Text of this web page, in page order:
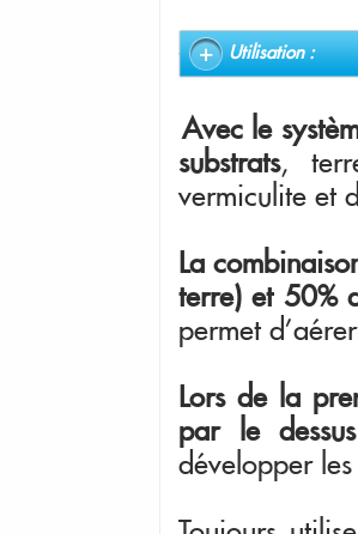
Utilisation :
Avec le
substrats,
vermiculite et
La
terre) et 50%
permet
Lors de la
par le
développer